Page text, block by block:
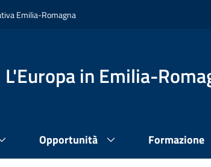
Emilia-Romagna
L'Europa in Emilia-
Opportunità Formazione